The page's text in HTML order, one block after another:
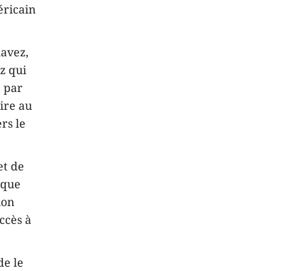
qui
par
au
le
de
à
le